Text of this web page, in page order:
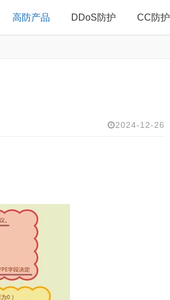
高防产品 DDoS防护 CC防护
2024-12-26